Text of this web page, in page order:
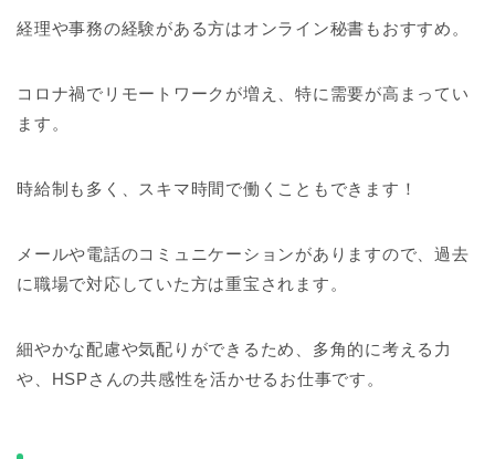
経理や事務の経験がある方はオンライン秘書もおすすめ。
コロナ禍でリモートワークが増え、特に需要が高まってい
ます。
時給制も多く、スキマ時間で働くこともできます！
メールや電話のコミュニケーションがありますので、過去
に職場で対応していた方は重宝されます。
細やかな配慮や気配りができるため、多角的に考える力
や、HSPさんの共感性を活かせるお仕事です。